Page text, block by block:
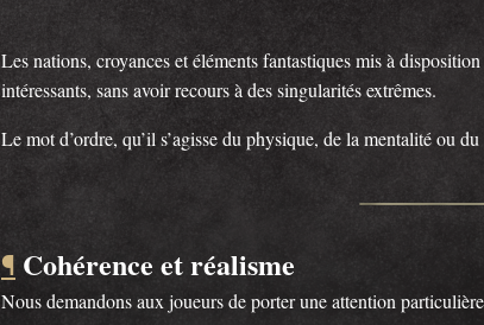
Les nations, croyances et éléments fantastiques mis à
intéressants, sans avoir recours à des singularités extrêmes.
Le mot d’ordre, qu’il s’agisse du physique, de la mentalité ou
¶ Cohérence et réalisme
Nous demandons aux joueurs de porter une attention